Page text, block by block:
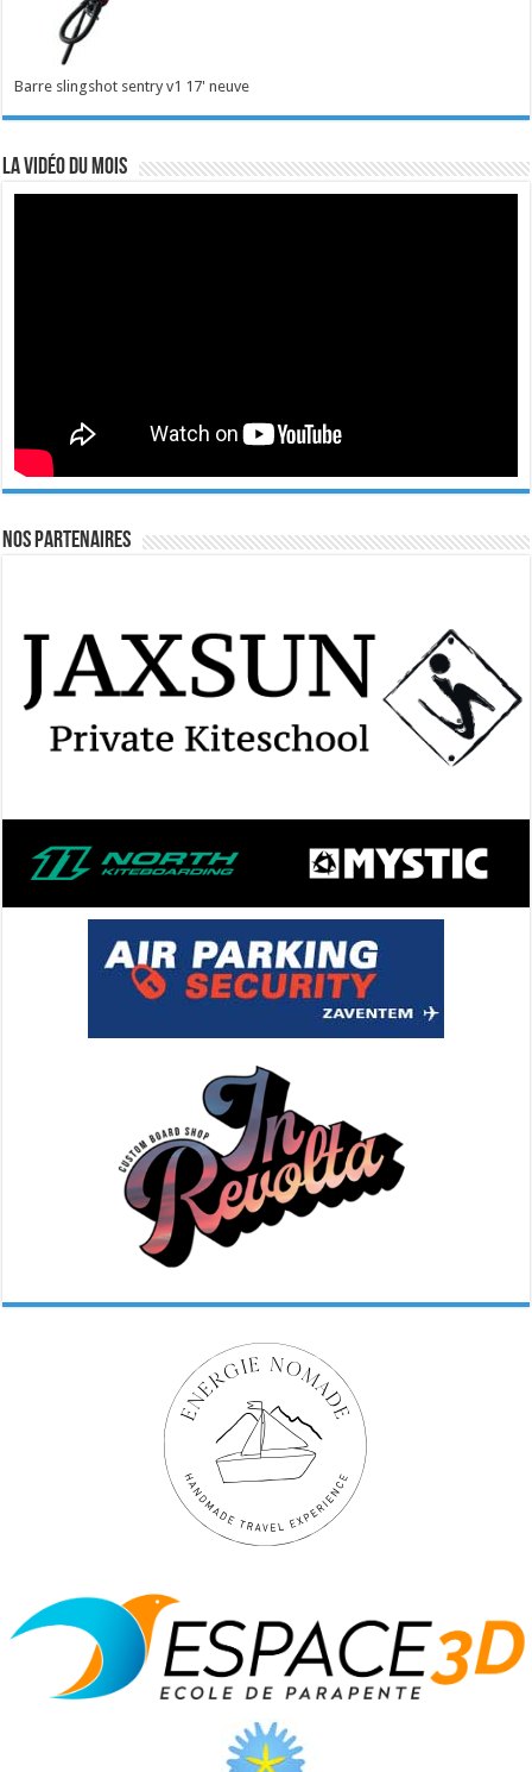
Barre slingshot sentry v1 17' neuve
La vidéo du mois
Nos Partenaires